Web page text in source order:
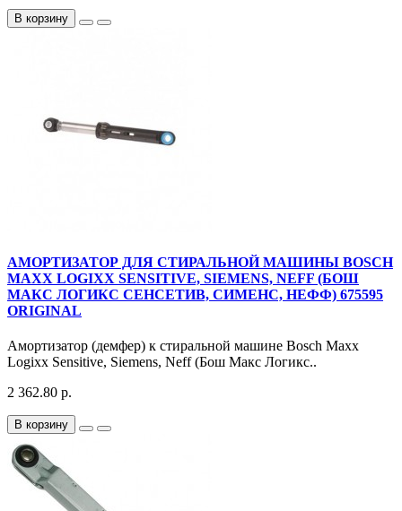
В корзину
АМОРТИЗАТОР ДЛЯ СТИРАЛЬНОЙ МАШИНЫ BOSCH
MAXX LOGIXX SENSITIVE, SIEMENS, NEFF (БОШ
МАКС ЛОГИКС СЕНСЕТИВ, СИМЕНС, НЕФФ) 675595
ORIGINAL
Амортизатор (демфер) к стиральной машине Bosch Maxx
Logixx Sensitive, Siemens, Neff (Бош Макс Логикс..
2 362.80 р.
В корзину